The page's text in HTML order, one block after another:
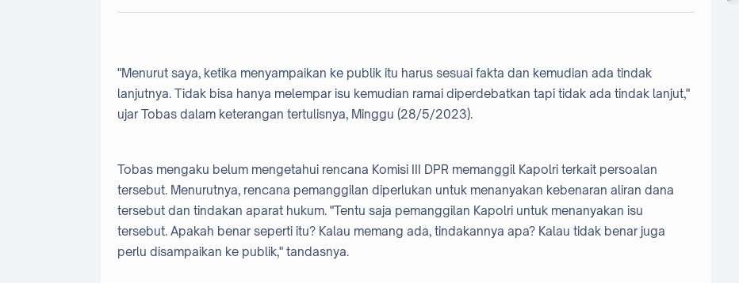
"Menurut saya, ketika menyampaikan ke publik itu harus sesuai fakta dan kemudian ada tindak
lanjutnya. Tidak bisa hanya melempar isu kemudian ramai diperdebatkan tapi tidak ada tindak lanjut,"
ujar Tobas dalam keterangan tertulisnya, Minggu (28/5/2023).
Tobas mengaku belum mengetahui rencana Komisi III DPR memanggil Kapolri terkait persoalan
tersebut. Menurutnya, rencana pemanggilan diperlukan untuk menanyakan kebenaran aliran dana
tersebut dan tindakan aparat hukum. "Tentu saja pemanggilan Kapolri untuk menanyakan isu
tersebut. Apakah benar seperti itu? Kalau memang ada, tindakannya apa? Kalau tidak benar juga
perlu disampaikan ke publik," tandasnya.